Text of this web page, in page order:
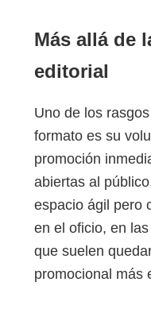
Más allá de
editorial
Uno de los
formato es su
promoción
abiertas al
espacio ágil pero
en el oficio, en
que suelen
promocional más